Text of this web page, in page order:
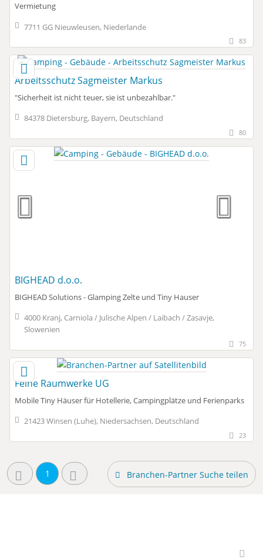
Vermietung
7711 GG Nieuwleusen, Niederlande
83
Arbeitsschutz Sagmeister Markus
"Sicherheit ist nicht teuer, sie ist unbezahlbar."
84378 Dietersburg, Bayern, Deutschland
80
BIGHEAD d.o.o.
BIGHEAD Solutions - Glamping Zelte und Tiny Hauser
4000 Kranj, Carniola / Julische Alpen / Laibach / Zasavje,
Slowenien
75
Feine Raumwerke UG
Mobile Tiny Häuser für Hotellerie, Campingplätze und Ferienparks
21423 Winsen (Luhe), Niedersachsen, Deutschland
23
1 Branchen-Partner Suche teilen